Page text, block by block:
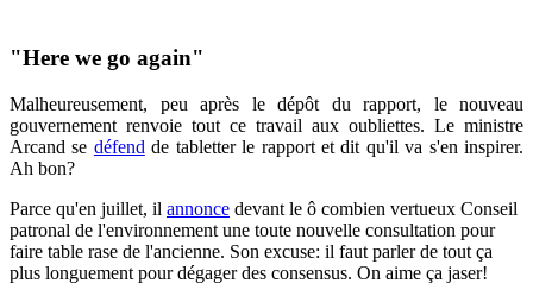
"Here we go again"
Malheureusement, peu après le dépôt du rapport, le nouveau
gouvernement renvoie tout ce travail aux oubliettes. Le ministre
Arcand se défend de tabletter le rapport et dit qu'il va s'en inspirer.
Ah bon?
Parce qu'en juillet, il annonce devant le ô combien vertueux Conseil
patronal de l'environnement une toute nouvelle consultation pour
faire table rase de l'ancienne. Son excuse: il faut parler de tout ça
plus longuement pour dégager des consensus. On aime ça jaser!